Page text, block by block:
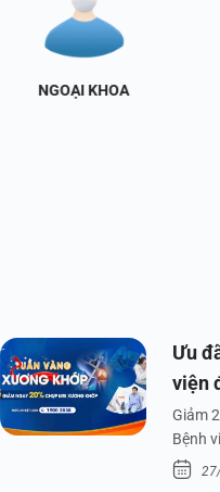
NGOẠI KHOA
Ưu
viện
Giảm
Bệnh